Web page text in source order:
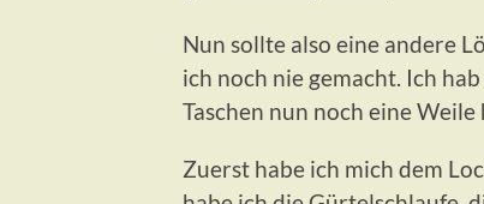
Nun sollte also eine andere
ich noch nie gemacht. Ich
Taschen nun noch eine Weile
Zuerst habe ich mich dem